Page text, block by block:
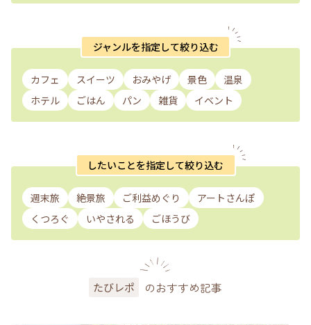
ジャンルを指定して絞り込む
カフェ スイーツ おみやげ 景色
温泉
ホテル
ごはん パン 雑貨 イベント
したいことを指定して絞り込む
週末旅 絶景旅 ご利益めぐり
アートさんぽ
くつろぐ
いやされる ごほうび
たびレポ のおすすめ記事